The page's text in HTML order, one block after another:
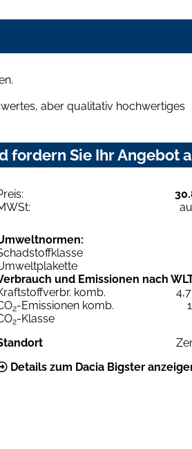
aber qualitativ hochwertiges
fordern Sie Ihr Angebot
und Emissionen nach
komb.
2-Emissionen komb.
2-Klasse
Details zum Dacia Bigster